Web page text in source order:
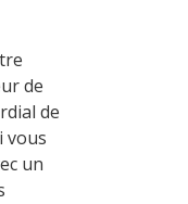
de
de
vous
un